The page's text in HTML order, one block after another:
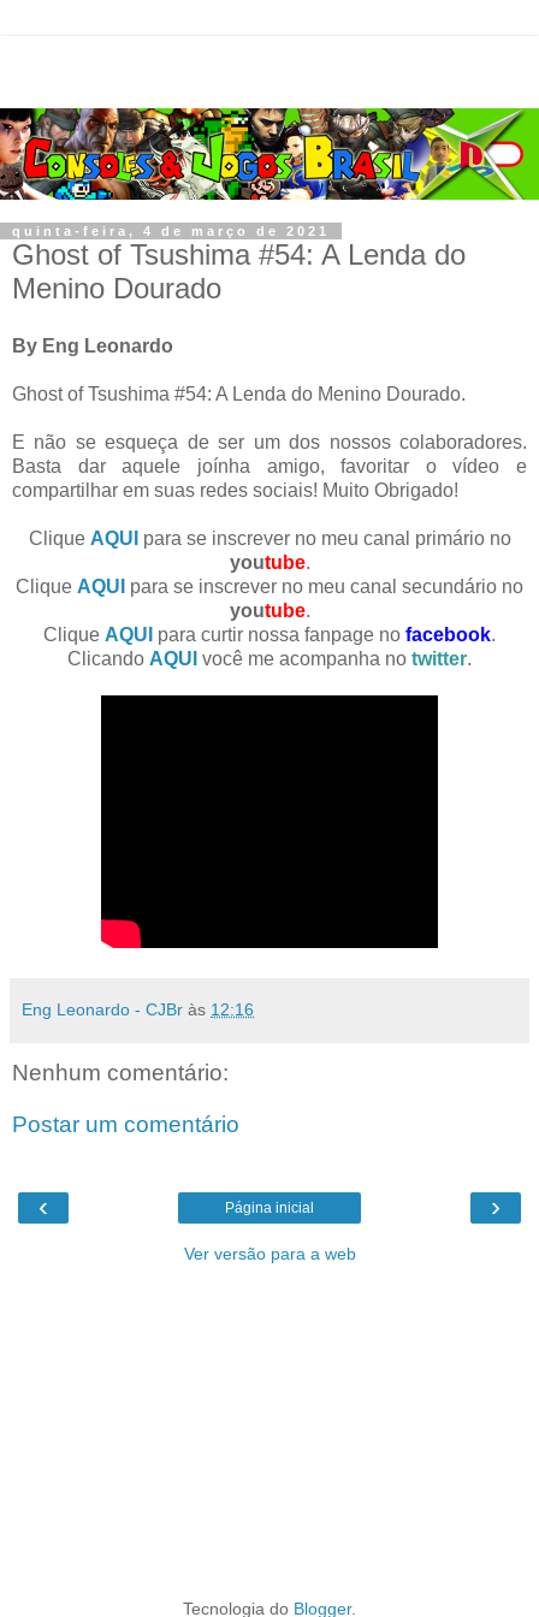
quinta-feira, 4 de março de 2021
Ghost of Tsushima #54: A Lenda do
Menino Dourado
By Eng Leonardo
Ghost of Tsushima #54: A Lenda do Menino Dourado.
E não se esqueça de ser um dos nossos colaboradores.
Basta dar aquele joínha amigo, favoritar o vídeo e
compartilhar em suas redes sociais! Muito Obrigado!
Clique AQUI para se inscrever no meu canal primário no
youtube.
Clique AQUI para se inscrever no meu canal secundário no
youtube.
Clique AQUI para curtir nossa fanpage no facebook.
Clicando AQUI você me acompanha no twitter.
Eng Leonardo - CJBr às 12:16
Nenhum comentário:
Postar um comentário
‹ ›
Página inicial
Ver versão para a web
Tecnologia do Blogger.